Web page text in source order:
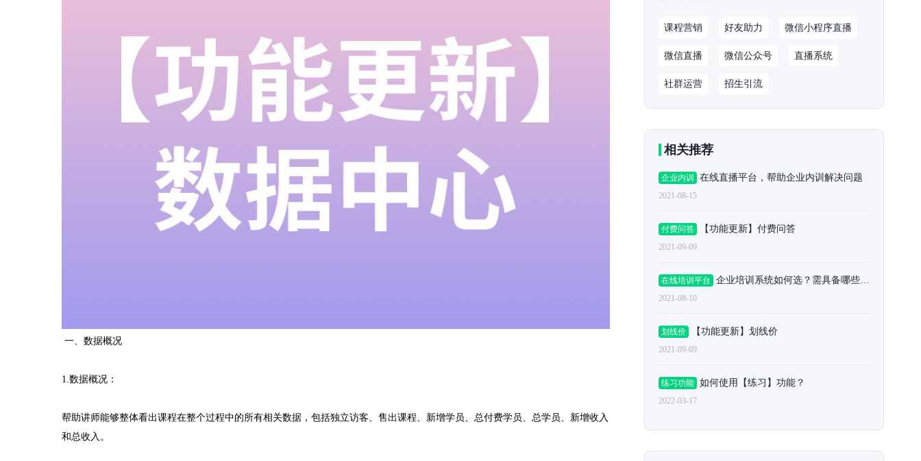
一、数据概况
1.数据概况：
帮助讲师能够整体看出课程在整个过程中的所有相关数据，包括独立访客、售出课程、新增学员、总付费学员、总学员、新增收入
和总收入。
课程营销 好友助力 微信小程序直播
微信直播 微信公众号 直播系统
社群运营 招生引流
相关推荐
企业内训 在线直播平台，帮助企业内训解决问题
2021-08-15
付费问答 【功能更新】付费问答
2021-09-09
在线培训平台 企业培训系统如何选？需具备哪些功能
2021-08-10
划线价 【功能更新】划线价
2021-09-09
练习功能 如何使用【练习】功能？
2022-03-17